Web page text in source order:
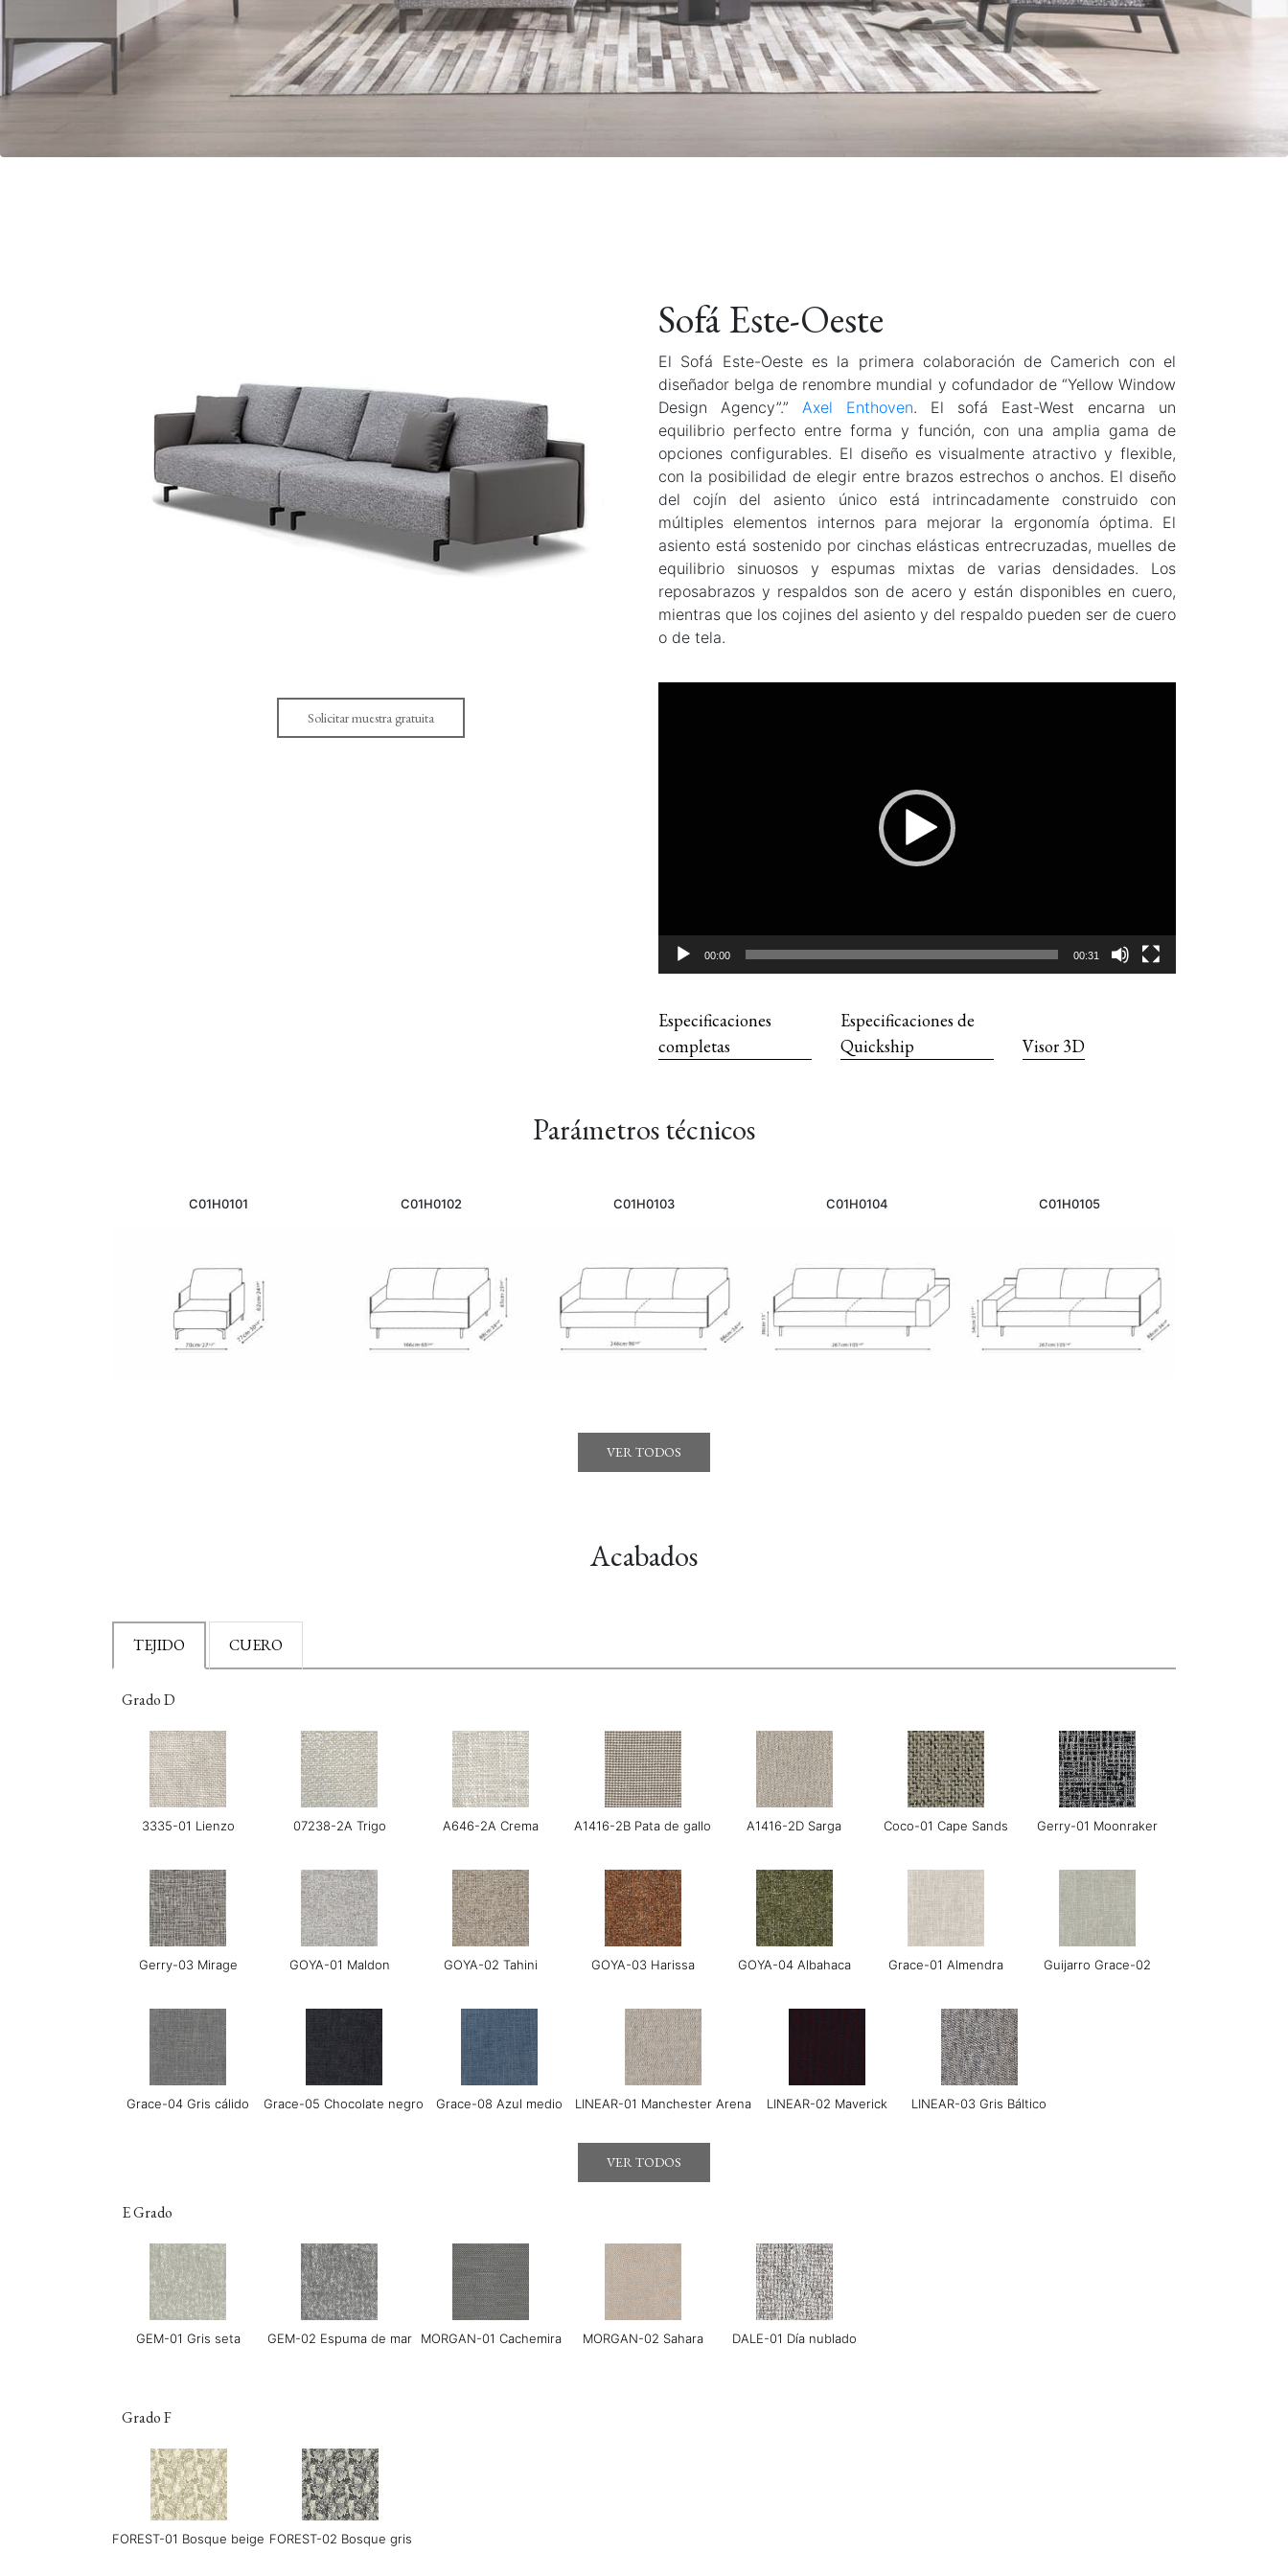
Solicitar muestra gratuita
Sofá Este-Oeste
El Sofá Este-Oeste es la primera colaboración de Camerich con el
diseñador belga de renombre mundial y cofundador de “Yellow Window
Design Agency”.” Axel Enthoven. El sofá East-West encarna un
equilibrio perfecto entre forma y función, con una amplia gama de
opciones configurables. El diseño es visualmente atractivo y flexible,
con la posibilidad de elegir entre brazos estrechos o anchos. El diseño
del cojín del asiento único está intrincadamente construido con
múltiples elementos internos para mejorar la ergonomía óptima. El
asiento está sostenido por cinchas elásticas entrecruzadas, muelles de
equilibrio sinuosos y espumas mixtas de varias densidades. Los
reposabrazos y respaldos son de acero y están disponibles en cuero,
mientras que los cojines del asiento y del respaldo pueden ser de cuero
o de tela.
00:00 00:31
Especificaciones
completas
Especificaciones de
Quickship
Visor 3D
Parámetros técnicos
C01H0101 C01H0102 C01H0103 C01H0104 C01H0105
VER TODOS
Acabados
TEJIDO CUERO
Grado D
3335-01 Lienzo 07238-2A Trigo A646-2A Crema A1416-2B Pata de gallo A1416-2D Sarga Coco-01 Cape Sands Gerry-01 Moonraker
Gerry-03 Mirage GOYA-01 Maldon GOYA-02 Tahini GOYA-03 Harissa GOYA-04 Albahaca Grace-01 Almendra Guijarro Grace-02
Grace-04 Gris cálido Grace-05 Chocolate negro Grace-08 Azul medio LINEAR-01 Manchester Arena LINEAR-02 Maverick LINEAR-03 Gris Báltico
LINEAR-04 Metro Gris LERO-01 Textura Perla LERO-02 Arena suave LERO 03 Menta MONET-02 Porcelana
MONET-05 Verderame PANO-01 Nube plateada
VER TODOS
E Grado
GEM-01 Gris seta GEM-02 Espuma de mar MORGAN-01 Cachemira MORGAN-02 Sahara DALE-01 Día nublado
Grado F
FOREST-01 Bosque beige FOREST-02 Bosque gris